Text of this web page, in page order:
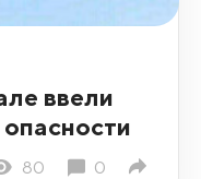
ввели
80 0